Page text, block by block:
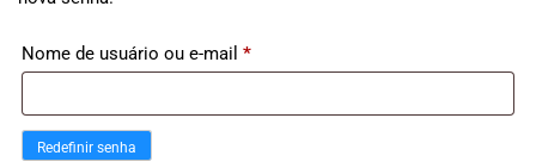
Nome de usuário ou e-mail *
Redefinir senha